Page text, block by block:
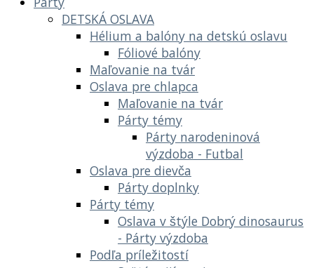
DETSKÁ OSLAVA
Hélium a balóny na detskú oslavu
Fóliové balóny
Maľovanie na tvár
Oslava pre chlapca
Maľovanie na tvár
Párty témy
Párty narodeninová
výzdoba - Futbal
Oslava pre dievča
Párty doplnky
Párty témy
Oslava v štýle Dobrý dinosaurus
- Párty výzdoba
Podľa príležitostí